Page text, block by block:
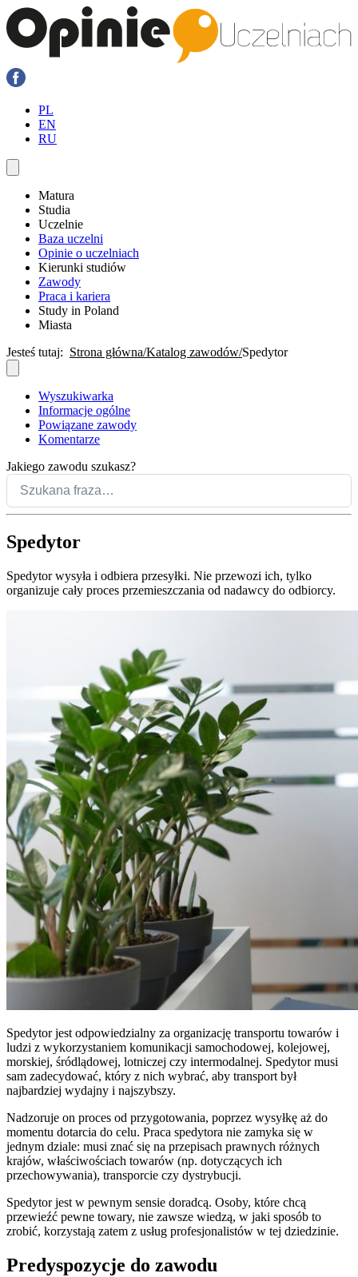
PL
EN
RU
Matura
Studia
Uczelnie
Baza uczelni
Opinie o uczelniach
Kierunki studiów
Zawody
Praca i kariera
Study in Poland
Miasta
Jesteś tutaj: Strona główna Katalog zawodów Spedytor
Wyszukiwarka
Informacje ogólne
Powiązane zawody
Komentarze
Jakiego zawodu szukasz?
Spedytor
Spedytor wysyła i odbiera przesyłki. Nie przewozi ich, tylko
organizuje cały proces przemieszczania od nadawcy do odbiorcy.
Spedytor jest odpowiedzialny za organizację transportu towarów i
ludzi z wykorzystaniem komunikacji samochodowej, kolejowej,
morskiej, śródlądowej, lotniczej czy intermodalnej. Spedytor musi
sam zadecydować, który z nich wybrać, aby transport był
najbardziej wydajny i najszybszy.
Nadzoruje on proces od przygotowania, poprzez wysyłkę aż do
momentu dotarcia do celu. Praca spedytora nie zamyka się w
jednym dziale: musi znać się na przepisach prawnych różnych
krajów, właściwościach towarów (np. dotyczących ich
przechowywania), transporcie czy dystrybucji.
Spedytor jest w pewnym sensie doradcą. Osoby, które chcą
przewieźć pewne towary, nie zawsze wiedzą, w jaki sposób to
zrobić, korzystają zatem z usług profesjonalistów w tej dziedzinie.
Predyspozycje do zawodu